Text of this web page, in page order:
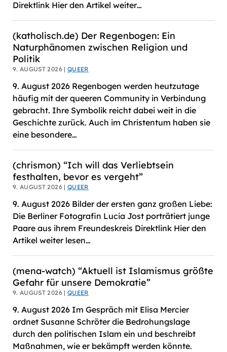
Direktlink Hier den Artikel weiter…
(katholisch.de) Der Regenbogen: Ein
Naturphänomen zwischen Religion und
Politik
9. AUGUST 2026 |QUEER
9. August 2026 Regenbogen werden heutzutage
häufig mit der queeren Community in Verbindung
gebracht. Ihre Symbolik reicht dabei weit in die
Geschichte zurück. Auch im Christentum haben sie
eine besondere…
(chrismon) “Ich will das Verliebtsein
festhalten, bevor es vergeht”
9. AUGUST 2026 |QUEER
9. August 2026 Bilder der ersten ganz großen Liebe:
Die Berliner Fotografin Lucia Jost porträtiert junge
Paare aus ihrem Freundeskreis Direktlink Hier den
Artikel weiter lesen…
(mena-watch) “Aktuell ist Islamismus größte
Gefahr für unsere Demokratie”
9. AUGUST 2026 |QUEER
9. August 2026 Im Gespräch mit Elisa Mercier
ordnet Susanne Schröter die Bedrohungslage
durch den politischen Islam ein und beschreibt
Maßnahmen, wie er bekämpft werden könnte.